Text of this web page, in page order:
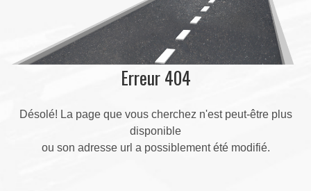
Erreur 404
Désolé! La page que vous cherchez n'est peut-être plus
disponible
ou son adresse url a possiblement été modifié.